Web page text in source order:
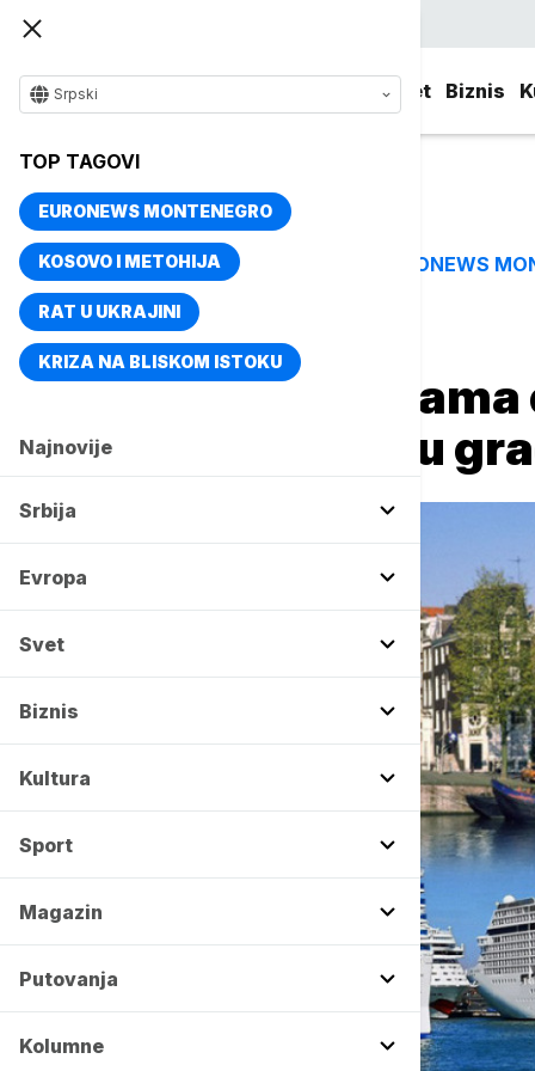
Svet Biznis
Srpski
TOP TAGOVI
EURONEWS MONTENEGRO
KOSOVO I METOHIJA
RAT U UKRAJINI
KRIZA NA BLISKOM ISTOKU
Najnovije
Srbija
Evropa
Svet
Biznis
Kultura
Sport
Magazin
Putovanja
Kolumne
TOP TAGOVI EURONEWS
Naslovna Evropa
Vlasti Amsterdama
kruzera u centru